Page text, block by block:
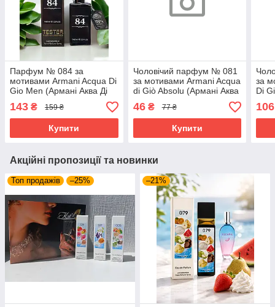
Парфум № 084 за
мотивами Armani Acqua Di
Gio Men (Армані Аква Ді
Джио Мен) 65 мл
143 ₴ 159 ₴
Купити
Чоловічий парфум № 081
за мотивами Armani Acqua
di Giò Absolu (Армані Аква
ді Джіо Абсолю) 12 мл.
ОПТ
46₴ 77 ₴
Купити
за
Di
мл.
106
Акційні пропозиції та новинки
Топ продажів –25% –21%